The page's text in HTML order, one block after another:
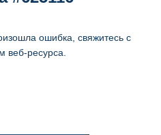
ошибка, свяжитесь с
веб-ресурса.